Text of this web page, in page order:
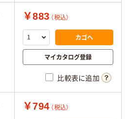
￥883 （税込）
カゴへ
マイカタログ登録
比較表に追加
￥794 （税込）